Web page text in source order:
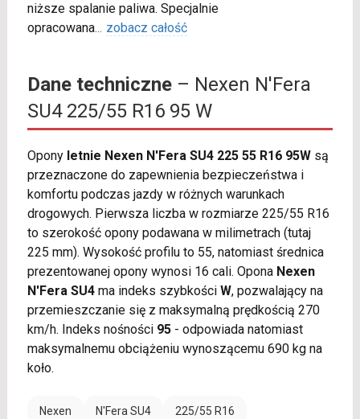
niższe spalanie paliwa. Specjalnie
opracowana... zobacz całość
Dane techniczne– Nexen N'Fera
SU4 225/55 R16 95 W
Opony letnie Nexen N'Fera SU4 225 55 R16 95Wsą
przeznaczone do zapewnienia bezpieczeństwa i
komfortu podczas jazdy w różnych warunkach
drogowych. Pierwsza liczba w rozmiarze 225/55 R16
to szerokość opony podawana w milimetrach (tutaj
225 mm). Wysokość profilu to 55, natomiast średnica
prezentowanej opony wynosi 16 cali. Opona Nexen
N'Fera SU4ma indeks szybkości W, pozwalający na
przemieszczanie się z maksymalną prędkością 270
km/h. Indeks nośności 95- odpowiada natomiast
maksymalnemu obciążeniu wynoszącemu 690 kg na
koło.
Nexen N'Fera SU4 225/55 R16